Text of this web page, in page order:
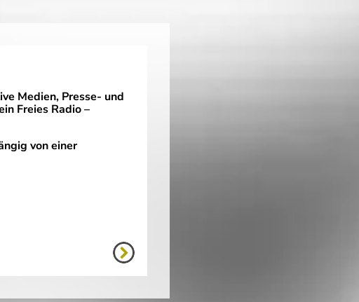
Medien, Presse- und
Freies Radio –
von einer